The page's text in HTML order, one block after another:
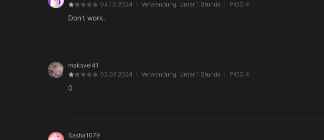
04.10.2024
Verwendung: Unter 1 Stunde PICO 4
Don't work.
maksvel41
02.07.2024
Verwendung: Unter 1 Stunde PICO 4
0
Sasha1079